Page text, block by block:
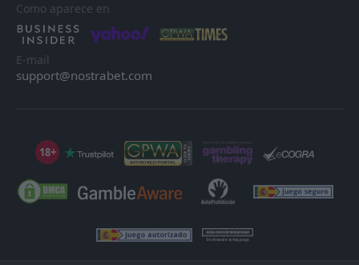
Como aparece en
E-mail
support@nostrabet.com
18+